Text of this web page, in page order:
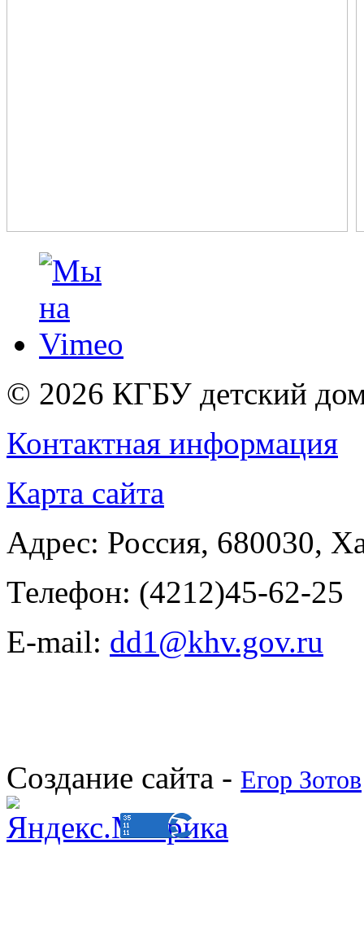
© 2026 КГБУ детский
Контактная информация
Карта сайта
Адрес: Россия, 680030,
Телефон: (4212)45-62-25
E-mail: dd1@khv.gov.ru
Создание сайта - Егор Зотов